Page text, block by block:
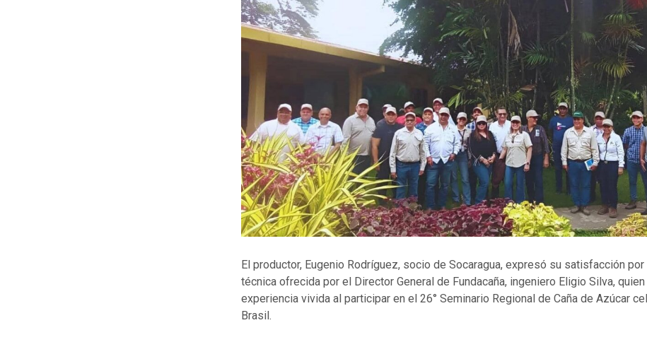
El productor, Eugenio Rodríguez, socio de Socaragua, expresó su satisfacción por
técnica ofrecida por el Director General de Fundacaña, ingeniero Eligio Silva,
experiencia vivida al participar en el 26° Seminario Regional de Caña de Azúcar
Brasil.